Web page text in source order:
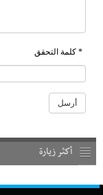
* كلمة التحقق
أكثر زيارة